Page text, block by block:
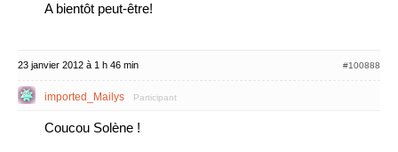
A bientôt peut-être!
23 janvier 2012 à 1 h 46 min #100888
imported_Mailys Participant
Coucou Solène !